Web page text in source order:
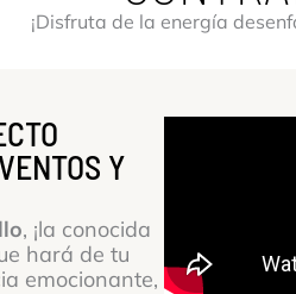
¡Disfruta de la energía
Y
, ¡la conocida
hará de tu
emocionante,